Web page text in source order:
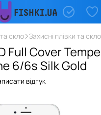
скло Захисні плівки та
Full Cover
6/6s Silk Gold
відгук